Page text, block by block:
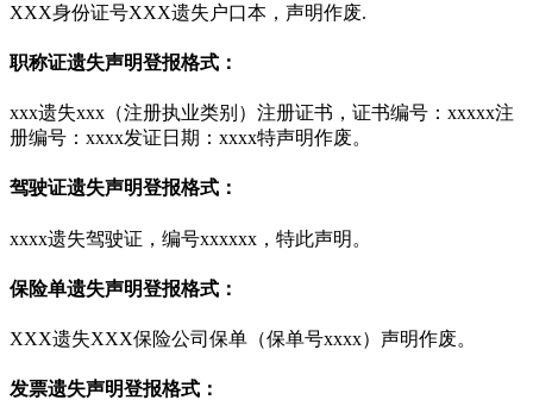
XXX身份证号XXX遗失户口本，声明作废.
职称证遗失声明登报格式：
xxx遗失xxx（注册执业类别）注册证书，证书编号：xxxxx注
册编号：xxxx发证日期：xxxx特声明作废。
驾驶证遗失声明登报格式：
xxxx遗失驾驶证，编号xxxxxx，特此声明。
保险单遗失声明登报格式：
XXX遗失XXX保险公司保单（保单号xxxx）声明作废。
发票遗失声明登报格式：